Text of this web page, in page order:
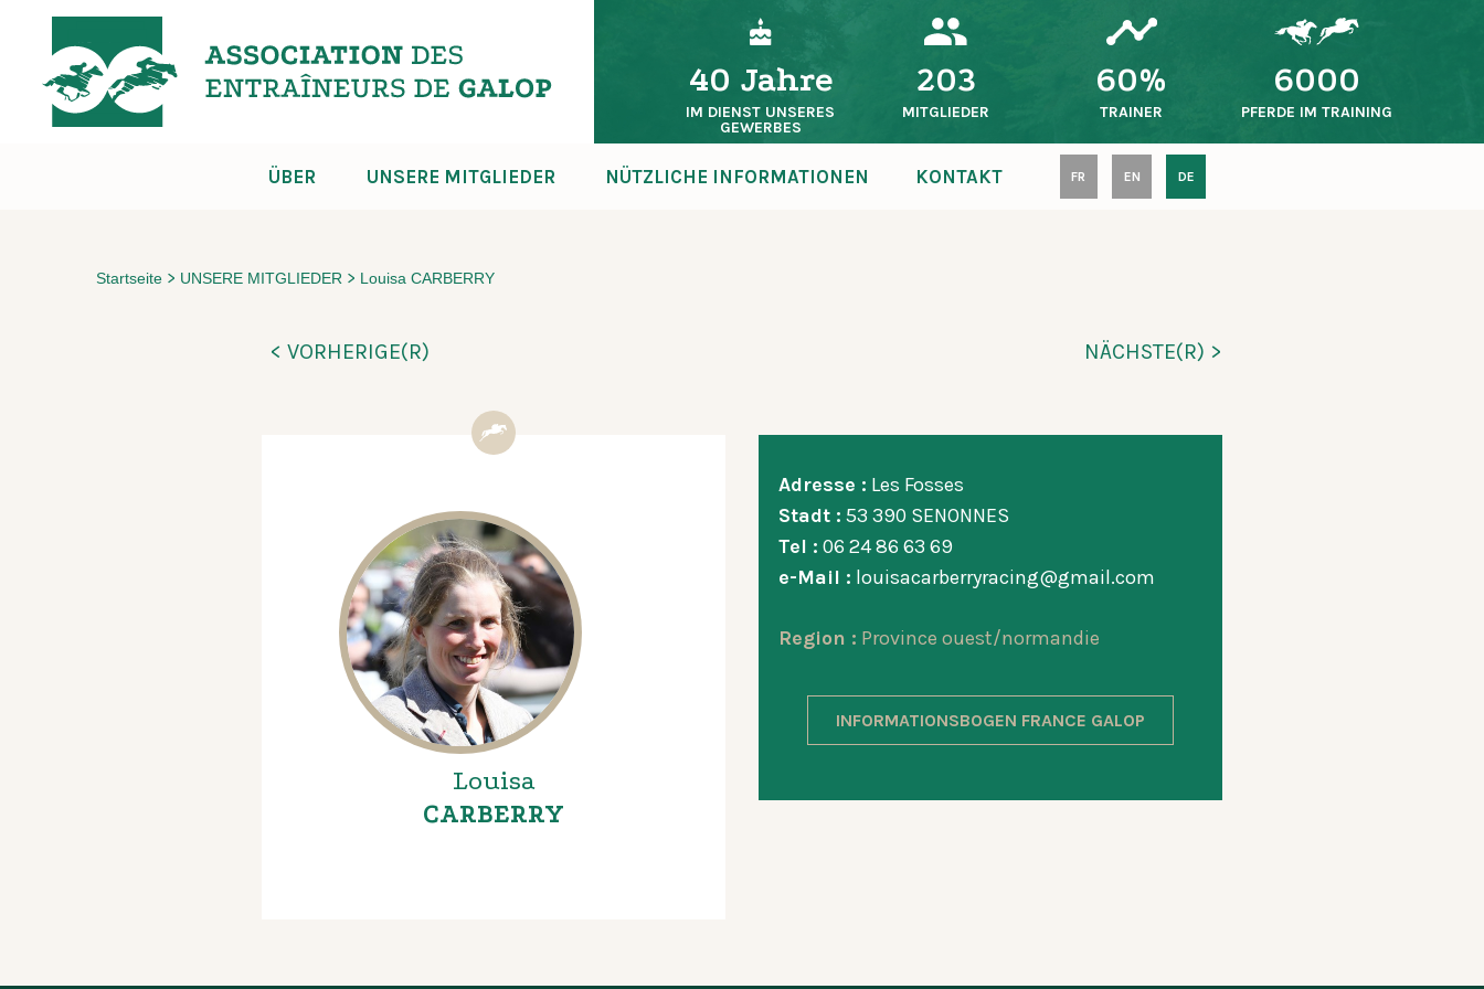
40 Jahre
IM DIENST UNSERES
GEWERBES
203
MITGLIEDER
60%
TRAINER
6000
PFERDE IM TRAINING
ÜBER UNSERE MITGLIEDER NÜTZLICHE INFORMATIONEN KONTAKT FR EN DE
Startseite > UNSERE MITGLIEDER > Louisa CARBERRY
< VORHERIGE(R) NÄCHSTE(R) >
Louisa
CARBERRY
Adresse : Les Fosses
Stadt : 53 390 SENONNES
Tel : 06 24 86 63 69
e-Mail : louisacarberryracing@gmail.com
Region : Province ouest/normandie
INFORMATIONSBOGEN FRANCE GALOP